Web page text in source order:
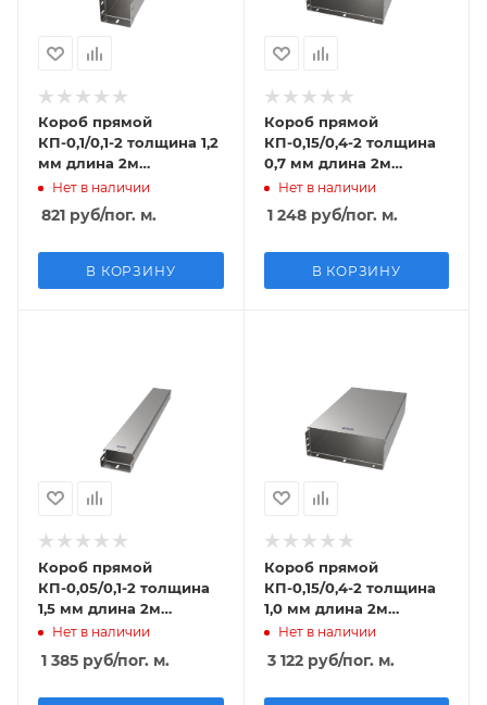
Короб прямой
КП-0,1/0,1-2 толщина 1,2
мм длина 2м
оцинкованный
Нет в наличии
821 руб/пог. м.
В КОРЗИНУ
Короб прямой
КП-0,15/0,4-2 толщина
0,7 мм длина 2м
оцинкованный
Нет в наличии
1 248руб/пог. м.
В КОРЗИНУ
Короб прямой
КП-0,05/0,1-2 толщина
1,5 мм длина 2м
горячий цинк
Нет в наличии
1 385 руб/пог. м.
Короб прямой
КП-0,15/0,4-2 толщина
1,0 мм длина 2м
крашенный
Нет в наличии
3 122руб/пог. м.